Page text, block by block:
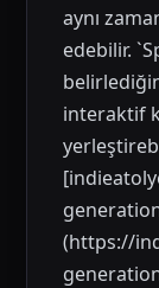
aynı
edebilir.
interaktif
(https://